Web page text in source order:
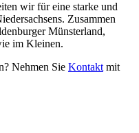
wir für eine starke und
Zusammen
Münsterland,
im Kleinen.
Nehmen Sie Kontakt mit